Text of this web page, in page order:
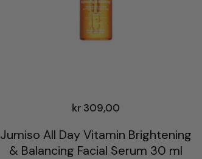
Jumiso All Day Vitamin Brightening
& Balancing Facial Serum 30 ml
kr309,00